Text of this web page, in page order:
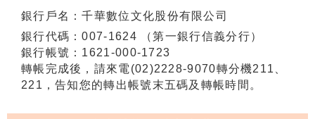
銀行戶名：千華數位文化股份有限公司
銀行代碼：007-1624 （第一銀行信義分行）
銀行帳號：1621-000-1723
轉帳完成後，請來電(02)2228-9070轉分機211、
221，告知您的轉出帳號末五碼及轉帳時間。